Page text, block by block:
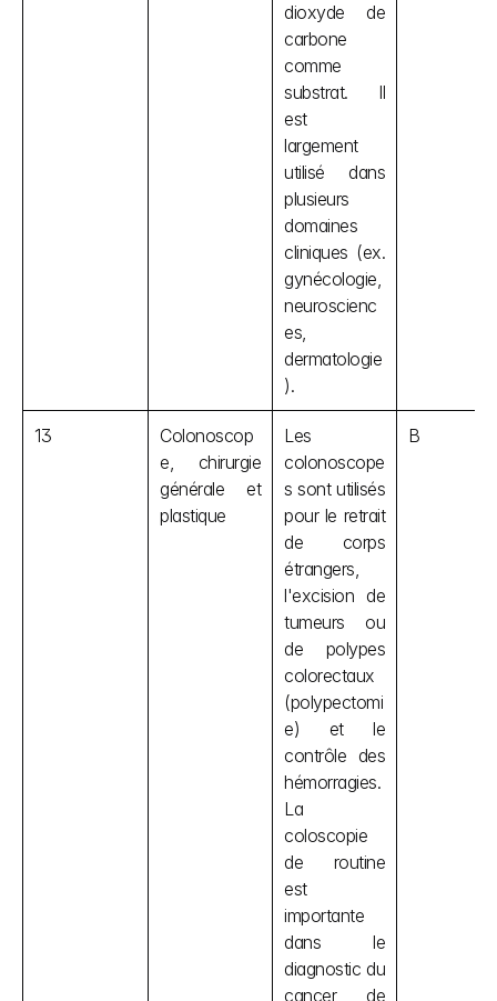
dioxyde de
carbone
comme
substrat. Il
est
largement
utilisé dans
plusieurs
domaines
cliniques (ex.
gynécologie,
neuroscienc
es,
dermatologie
).
13
Colonoscop
e, chirurgie
générale et
plastique
Les
colonoscope
s sont utilisés
pour le retrait
de corps
étrangers,
l'excision de
tumeurs ou
de polypes
colorectaux
(polypectomi
e) et le
contrôle des
hémorragies.
La
coloscopie
de routine
est
importante
dans le
diagnostic du
cancer de
B